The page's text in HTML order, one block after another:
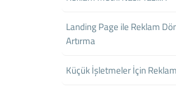
Landing Page ile Reklam
Artırma
Küçük İşletmeler İçin